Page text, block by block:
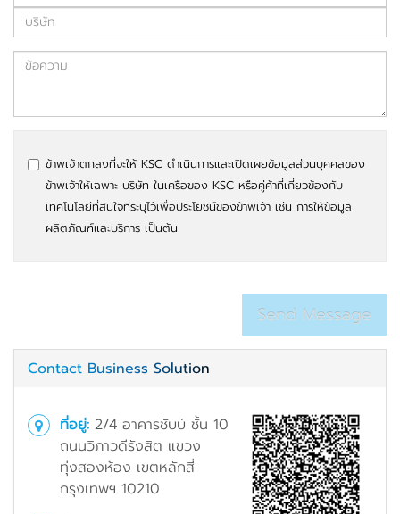
ข้าพเจ้าตกลงที่จะให้ KSC ดำเนินการและเปิดเผยข้อมูลส่วนบุคคลของ
ข้าพเจ้าให้เฉพาะ บริษัท ในเครือของ KSC หรือคู่ค้าที่เกี่ยวข้องกับ
เทคโนโลยีที่สนใจที่ระบุไว้เพื่อประโยชน์ของข้าพเจ้า เช่น การให้ข้อมูล
ผลิตภัณฑ์และบริการ เป็นต้น
Contact Business Solution
ที่อยู่: 2/4 อาคารชับบ์ ชั้น 10
ถนนวิภาวดีรังสิต แขวง
ทุ่งสองห้อง เขตหลักสี่
กรุงเทพฯ 10210